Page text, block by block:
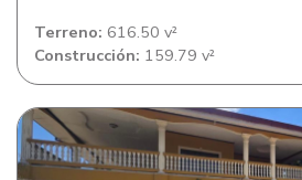
Terreno: 616.50 v²
Construcción: 159.79 v²